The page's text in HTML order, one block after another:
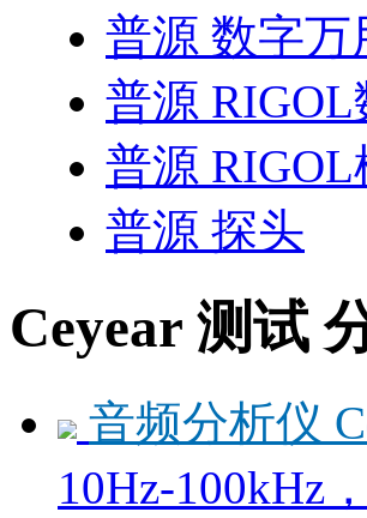
普源 数字万
普源
普源
普源 探头
Ceyear 测试
音频分析仪
10Hz-100kHz